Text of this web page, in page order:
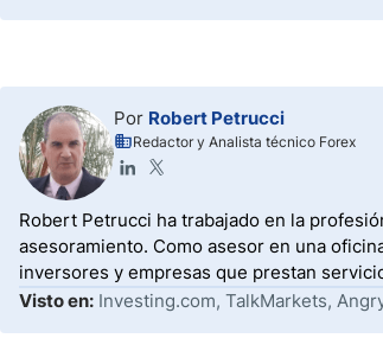
Por Robert Petrucci
Redactor y Analista técnico Forex
Robert Petrucci ha trabajado en la
asesoramiento. Como asesor en una
inversores y empresas que prestan
Visto en: Investing.com, TalkMarkets,